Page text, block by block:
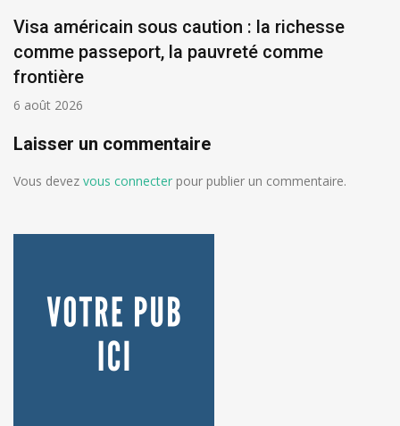
Visa américain sous caution : la richesse
comme passeport, la pauvreté comme
frontière
6 août 2026
Laisser un commentaire
Vous devez vous connecter pour publier un commentaire.